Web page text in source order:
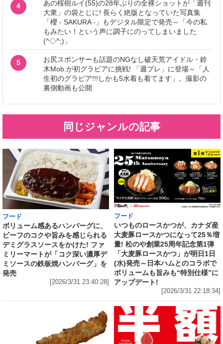
4
あの桜樹ルイ(55)の28年ぶりの全裸ショットが「週刊
大衆」の袋とじに! 長らく絶版となっていた写真集
「櫻 - SAKURA -」もデジタル限定で発売～「今の私
もみたい！という声に調子にのってしまいました
(^◇^;)」
5
お尻スポンサーも話題のNGなし破天荒アイドル・鈴
木Mob.が初グラビアに挑戦! 「週プレ」に登場～「人
生初のグラビア!!!しかも5水着も着てます」。撮影の
裏側動画も公開
同じジャンルの記事
フード
ボリューム感あるハンバーグに、
ビーフのコクや旨みを感じられる
デミグラスソースをかけた! ファ
ミリーマートが「コク深い濃厚デ
ミソースの鉄板焼ハンバーグ」を
発売
[2026/3/31 23:40:28]
フード
いつものロースかつが、カナダ産
大麦豚ロースかつになって25％増
量! 松のや創業25周年記念第1弾
「大麦豚ロースかつ」が明日1日
(水)発売～日本ハムとのコラボで
ボリュームも旨みも“特別仕様”に
アップデート!
[2026/3/31 22:18:34]